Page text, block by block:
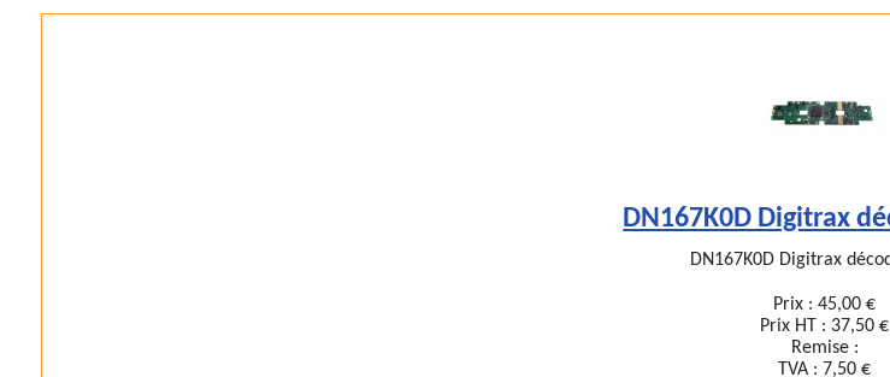
DN167K0D Digitrax
DN167K0D Digitrax
Prix :45,00 €
Prix HT : 37,50 €
Remise :
TVA : 7,50 €